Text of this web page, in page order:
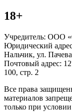
18+
Учредитель: ООО
Юридический
Нальчик, ул.
Почтовый адрес:
100, стр. 2
Все права
материалов
только при